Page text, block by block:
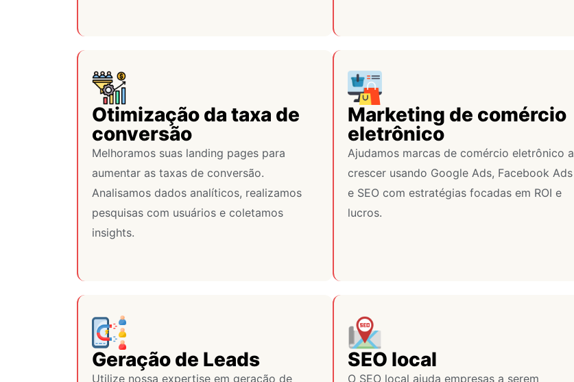
Otimização da taxa de
conversão
Melhoramos suas landing pages para
aumentar as taxas de conversão.
Analisamos dados analíticos, realizamos
pesquisas com usuários e coletamos
insights.
Marketing de comércio
eletrônico
Ajudamos marcas de comércio eletrônico a
crescer usando Google Ads, Facebook Ads
e SEO com estratégias focadas em ROI e
lucros.
Geração de Leads
Utilize nossa expertise em geração de
SEO local
O SEO local ajuda empresas a serem